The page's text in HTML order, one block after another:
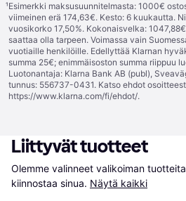
¹Esimerkki maksusuunnitelmasta: 1000€
viimeinen erä 174,63€. Kesto: 6 kuukautta.
vuosikorko 17,50%. Kokonaisvelka:
saattaa olla tarpeen. Voimassa vain
vuotiaille henkilöille. Edellyttää Klarnan
summa 25€; enimmäisoston summa riippuu
Luotonantaja: Klarna Bank AB (publ),
tunnus: 556737-0431. Katso ehdot
https://www.klarna.com/fi/ehdot/.
Liittyvät tuotteet
Olemme valinneet valikoiman
kiinnostaa sinua. Näytä kaikki